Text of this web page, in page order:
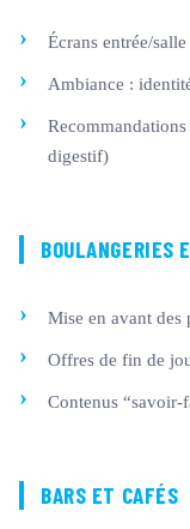
Écrans entrée/
Ambiance :
digestif)
BOULANGERIES
Mise en avant des
Offres de fin de
Contenus
BARS ET CAFÉS